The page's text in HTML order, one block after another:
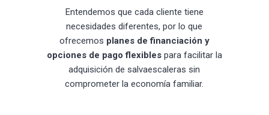
Entendemos que cada cliente tiene
necesidades diferentes, por lo que
ofrecemos planes de financiación y
opciones de pago flexiblespara facilitar la
adquisición de salvaescaleras sin
comprometer la economía familiar.